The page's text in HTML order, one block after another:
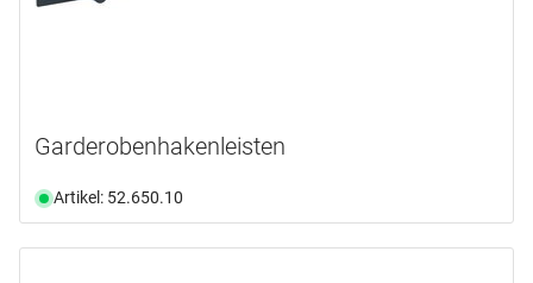
Garderobenhakenleisten
Artikel: 52.650.10